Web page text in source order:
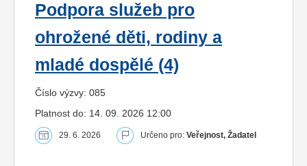
Podpora služeb pro
ohrožené děti, rodiny a
mladé dospělé (4)
Číslo výzvy: 085
Platnost do: 14. 09. 2026 12:00
29. 6. 2026 Určeno pro: Veřejnost, Žadatel